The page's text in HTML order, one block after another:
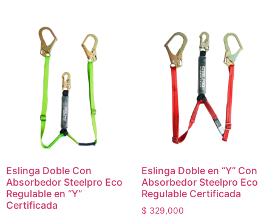
Eslinga Doble Con
Absorbedor Steelpro Eco
Regulable en “Y”
Certificada
Eslinga Doble en “Y” Con
Absorbedor Steelpro Eco
Regulable Certificada
$ 329,000